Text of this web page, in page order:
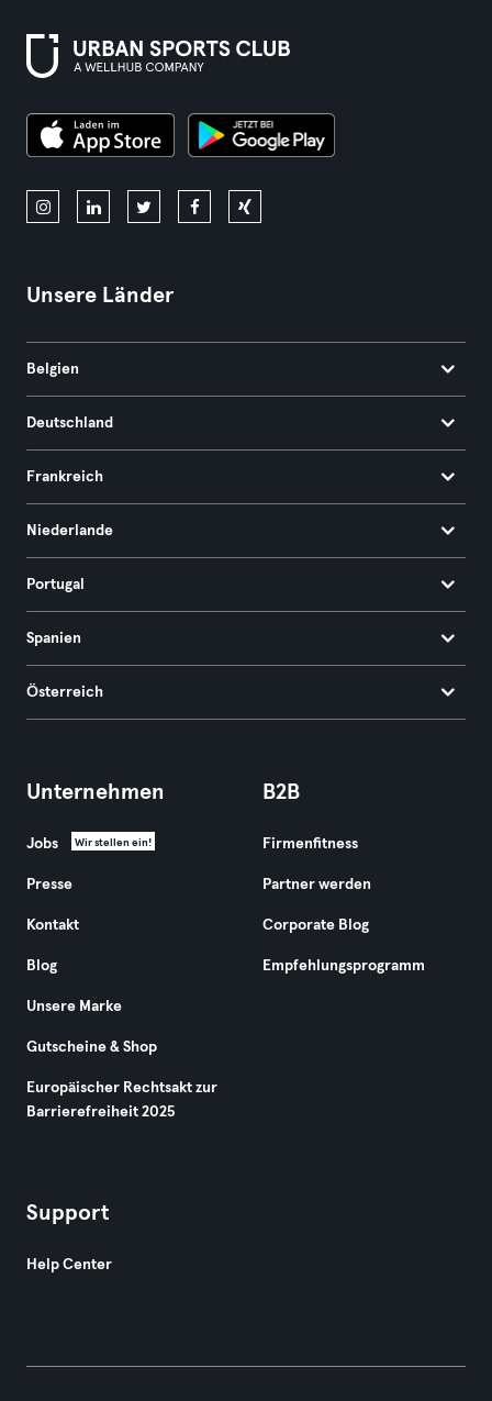
Unsere Länder
Belgien
Deutschland
Frankreich
Niederlande
Portugal
Spanien
Österreich
Unternehmen
Jobs Wir stellen ein!
Presse
Kontakt
Blog
Unsere Marke
Gutscheine & Shop
Europäischer Rechtsakt zur
Barrierefreiheit 2025
B2B
Firmenfitness
Partner werden
Corporate Blog
Empfehlungsprogramm
Support
Help Center